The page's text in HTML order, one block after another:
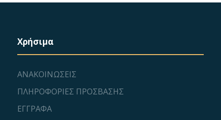
Χρήσιμα
ΑΝΑΚΟΙΝΩΣΕΙΣ
ΠΛΗΡΟΦΟΡΙΕΣ ΠΡΟΣΒΑΣΗΣ
ΕΓΓΡΑΦΑ